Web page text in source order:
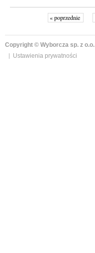
« poprzednie
Copyright © Wyborcza sp. z o.o.
Ustawienia prywatności